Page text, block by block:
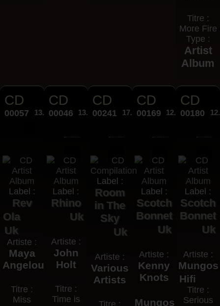
Titre :
More Fire
Type :
Artist
Album
CD
00057 13.00€
Label :
Rev
Ola
Uk
Artiste :
Maya
Angelou
Titre :
Miss
CD
00046 13.00€
Label :
Rhino
Uk
Artiste :
John
Holt
Titre :
Time is
CD
00241 17.95€
Label :
Room
in The
Sky
Uk
Artiste :
Various
Artists
Titre :
CD
00169 12.95€
Label :
Scotch
Bonnet
Uk
Artiste :
Kenny
Knots
Mungos
CD
00180
Label :
Scotch
Bonnet
Uk
Artiste :
Mungos
Hifi
Titre :
Serious